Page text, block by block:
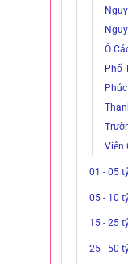
Ô
Phố
Viên
01 - 05
05 - 10
15 - 25
25 - 50